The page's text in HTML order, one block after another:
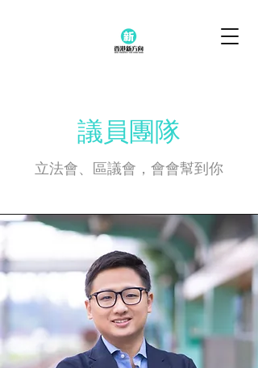
議員團隊
立法會、區議會，會會幫到你